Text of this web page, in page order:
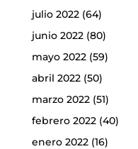
julio 2022(64)
junio 2022(80)
mayo 2022(59)
abril 2022(50)
marzo 2022(51)
febrero 2022(40)
enero 2022(16)